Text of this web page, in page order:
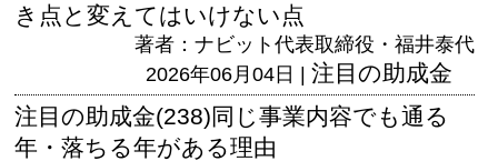
き点と変えてはいけない点
著者：ナビット代表取締役・福井泰代
2026年06月04日 | 注目の助成金
注目の助成金(238)同じ事業内容でも通る
年・落ちる年がある理由